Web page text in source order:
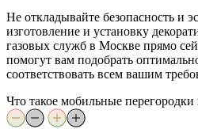
Не откладывайте безопасность и
изготовление и установку
газовых служб в Москве прямо
помогут вам подобрать
соответствовать всем вашим
Что такое мобильные